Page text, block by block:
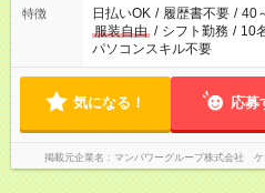
特徴 日払いOK / 履歴書不要 / 40
服装自由 / シフト勤務 / 10
パソコンスキル不要
気になる！ 応募
掲載元企業名 マンパワーグループ株式会社